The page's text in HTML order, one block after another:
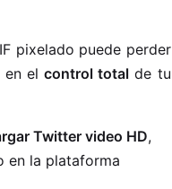
pixelado puede perder
en elcontrol total de tu
Twitter video HD,
en la plataforma